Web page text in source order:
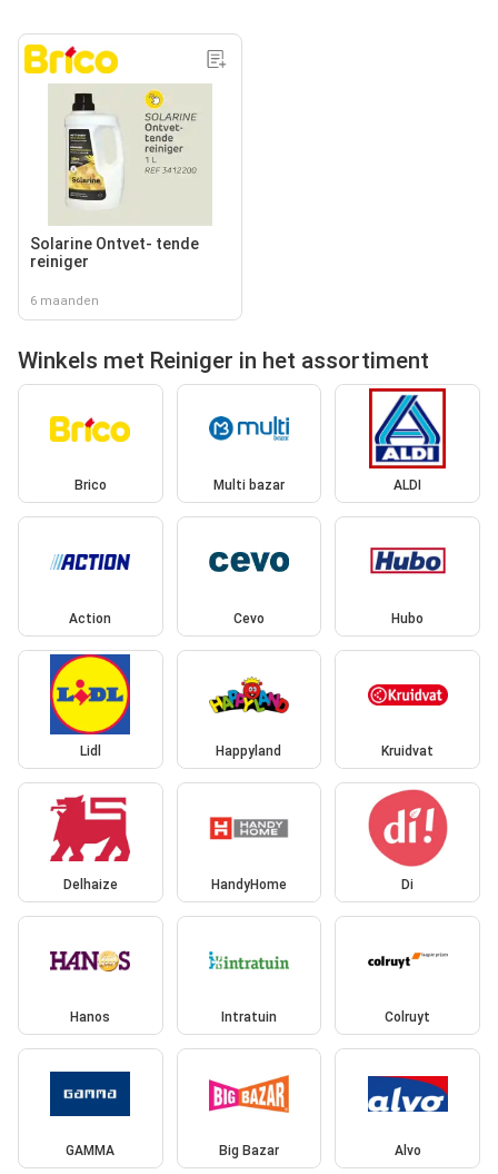
Solarine Ontvet- tende
reiniger
6 maanden
Winkels met Reiniger in het assortiment
Brico Multi bazar ALDI
Action Cevo Hubo
Lidl Happyland Kruidvat
Delhaize HandyHome Di
Hanos Intratuin Colruyt
GAMMA Big Bazar Alvo